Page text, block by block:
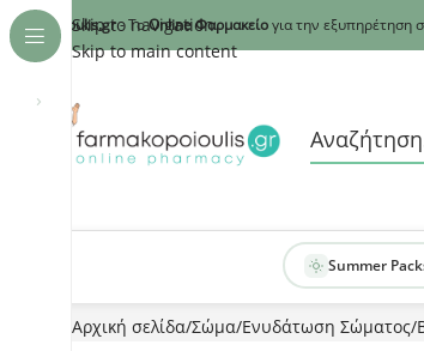
Skip to navigation
Skip to main content
›
- ΤοOnline Φαρμακείογια την εξυπηρέτηση
Summer
Αρχική σελίδα Σώμα Ενυδάτωση Σώματος